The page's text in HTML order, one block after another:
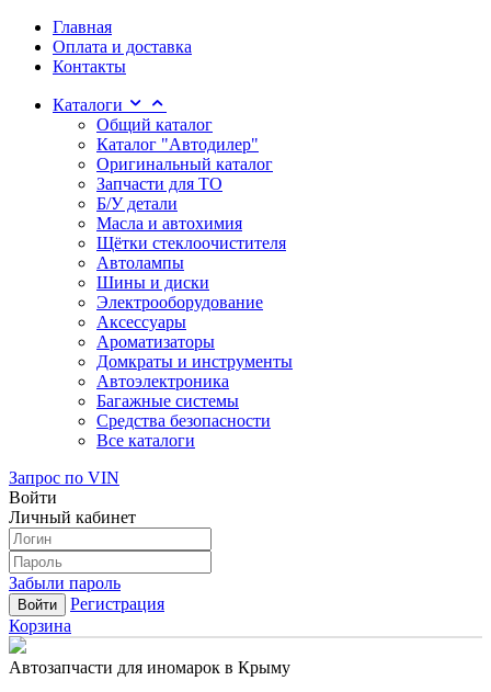
Главная
Оплата и доставка
Контакты
Каталоги
Общий каталог
Каталог "Автодилер"
Оригинальный каталог
Запчасти для ТО
Б/У детали
Масла и автохимия
Щётки стеклоочистителя
Автолампы
Шины и диски
Электрооборудование
Аксессуары
Ароматизаторы
Домкраты и инструменты
Автоэлектроника
Багажные системы
Средства безопасности
Все каталоги
Запрос по VIN
Войти
Личный кабинет
Забыли пароль
Регистрация
Корзина
Автозапчасти для иномарок в Крыму